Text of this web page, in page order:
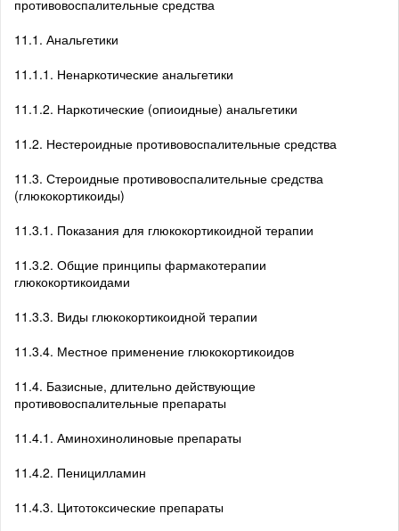
противовоспалительные средства
11.1. Анальгетики
11.1.1. Ненаркотические анальгетики
11.1.2. Наркотические (опиоидные) анальгетики
11.2. Нестероидные противовоспалительные средства
11.3. Стероидные противовоспалительные средства
(глюкокортикоиды)
11.3.1. Показания для глюкокортикоидной терапии
11.3.2. Общие принципы фармакотерапии
глюкокортикоидами
11.3.3. Виды глюкокортикоидной терапии
11.3.4. Местное применение глюкокортикоидов
11.4. Базисные, длительно действующие
противовоспалительные препараты
11.4.1. Аминохинолиновые препараты
11.4.2. Пеницилламин
11.4.3. Цитотоксические препараты